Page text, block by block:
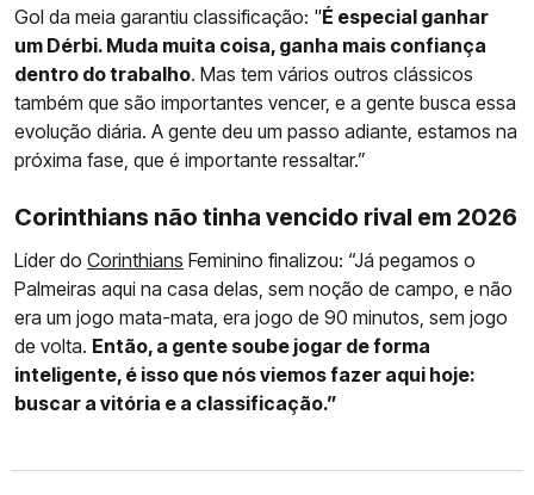
Gol da meia garantiu classificação: "É especial ganhar
um Dérbi. Muda muita coisa, ganha mais confiança
dentro do trabalho. Mas tem vários outros clássicos
também que são importantes vencer, e a gente busca essa
evolução diária. A gente deu um passo adiante, estamos na
próxima fase, que é importante ressaltar.”
Corinthians não tinha vencido rival em 2026
Líder do Corinthians Feminino finalizou: “Já pegamos o
Palmeiras aqui na casa delas, sem noção de campo, e não
era um jogo mata-mata, era jogo de 90 minutos, sem jogo
de volta. Então, a gente soube jogar de forma
inteligente, é isso que nós viemos fazer aqui hoje:
buscar a vitória e a classificação.”